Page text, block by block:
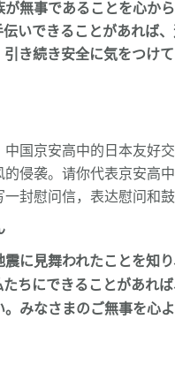
が無事であることを心から
伝いできることがあれば
き続き安全に気をつけて
中国京安高中的日本友好
的侵袭。请你代表京安高
封慰问信，表达慰问和鼓
に見舞われたことを知
たちにできることがあれ
。みなさまのご無事を心